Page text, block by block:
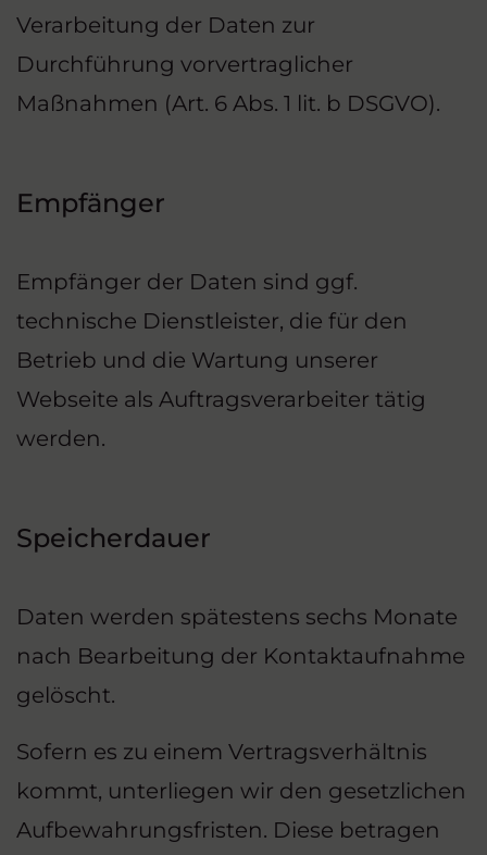
Verarbeitung der Daten zur
Durchführung vorvertraglicher
Maßnahmen (Art. 6 Abs. 1 lit. b DSGVO).
Empfänger
Empfänger der Daten sind ggf.
technische Dienstleister, die für den
Betrieb und die Wartung unserer
Webseite als Auftragsverarbeiter tätig
werden.
Speicherdauer
Daten werden spätestens sechs Monate
nach Bearbeitung der Kontaktaufnahme
gelöscht.
Sofern es zu einem Vertragsverhältnis
kommt, unterliegen wir den gesetzlichen
Aufbewahrungsfristen. Diese betragen